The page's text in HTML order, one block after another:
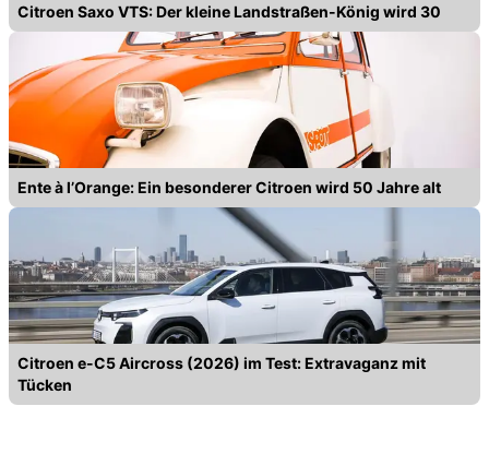
Citroen Saxo VTS: Der kleine Landstraßen-König wird 30
Ente à l’Orange: Ein besonderer Citroen wird 50 Jahre alt
Citroen e-C5 Aircross (2026) im Test: Extravaganz mit
Tücken